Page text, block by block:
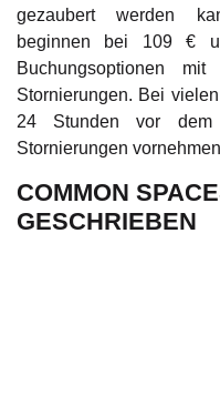
gezaubert werden
beginnen bei 109 €
Buchungsoptionen
Stornierungen. Bei
24 Stunden vor dem
Stornierungen
COMMON
ESCHRIEBEN